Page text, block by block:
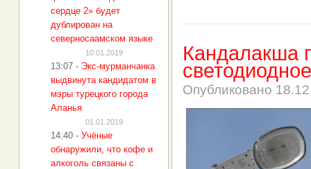
Кандалакша
Опубликовано
сердце 2» будет
дублирован на
северносаамском языке
10.01.2019
13:07 - Экс-мурманчанка
выдвинута кандидатом в
мэры турецкого города
Аланья
01.01.2019
14:40 - Учёные
обнаружили, что кофе и
алкоголь связаны с